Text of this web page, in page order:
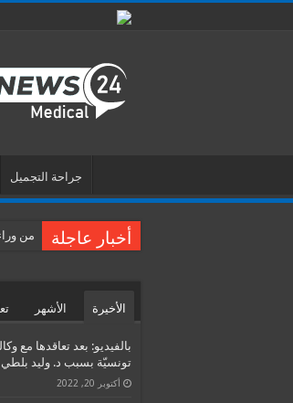
جراحة التجميل
أخبار عاجلة من
الأخيرة الأشهر
تونسيّة بسبب د. وليد بلطي
أكتوبر 20, 2022